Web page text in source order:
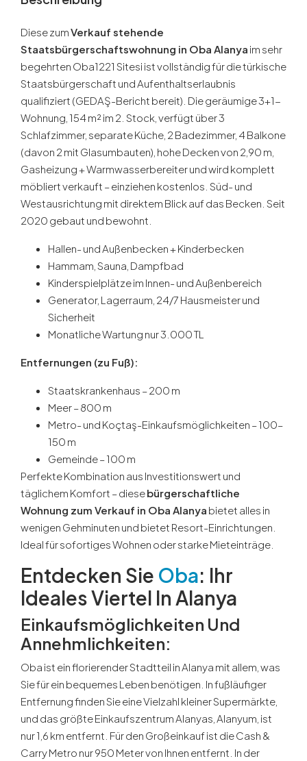
Diese zumVerkauf stehende
Staatsbürgerschaftswohnung in Oba Alanya im sehr
begehrten Oba1221 Sitesi ist vollständig für die türkische
Staatsbürgerschaft und Aufenthaltserlaubnis
qualifiziert (GEDAŞ-Bericht bereit). Die geräumige 3+1-
Wohnung, 154 m² im 2. Stock, verfügt über 3
Schlafzimmer, separate Küche, 2 Badezimmer, 4 Balkone
(davon 2 mit Glasumbauten), hohe Decken von 2,90 m,
Gasheizung + Warmwasserbereiter und wird komplett
möbliert verkauft – einziehen kostenlos. Süd- und
Westausrichtung mit direktem Blick auf das Becken. Seit
2020 gebaut und bewohnt.
Hallen- und Außenbecken + Kinderbecken
Hammam, Sauna, Dampfbad
Kinderspielplätze im Innen- und Außenbereich
Generator, Lagerraum, 24/7 Hausmeister und
Sicherheit
Monatliche Wartung nur 3.000 TL
Entfernungen (zu Fuß):
Staatskrankenhaus – 200 m
Meer – 800 m
Metro- und Koçtaş-Einkaufsmöglichkeiten – 100–
150 m
Gemeinde – 100 m
Perfekte Kombination aus Investitionswert und
täglichem Komfort – diesebürgerschaftliche
Wohnung zum Verkauf in Oba Alanya bietet alles in
wenigen Gehminuten und bietet Resort-Einrichtungen.
Ideal für sofortiges Wohnen oder starke Mieteinträge.
Entdecken Sie Oba: Ihr
Ideales Viertel In Alanya
Einkaufsmöglichkeiten Und
Annehmlichkeiten:
Oba ist ein florierender Stadtteil in Alanya mit allem, was
Sie für ein bequemes Leben benötigen. In fußläufiger
Entfernung finden Sie eine Vielzahl kleiner Supermärkte,
und das größte Einkaufszentrum Alanyas, Alanyum, ist
nur 1,6 km entfernt. Für den Großeinkauf ist die Cash &
Carry Metro nur 950 Meter von Ihnen entfernt. In der